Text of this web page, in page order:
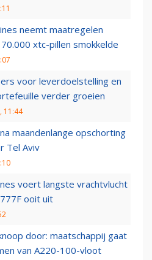
neemt maatregelen
xtc-pillen smokkelde
voor leverdoelstelling en
verder groeien
11:44
maandenlange opschorting
Tel Aviv
voert langste vrachtvlucht
ooit uit
door: maatschappij gaat
van A220-100-vloot